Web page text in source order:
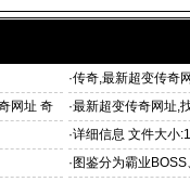
·传奇,最新超变传奇
网址 奇
·最新超变传奇网址,
级变态传:最新超
·详细信息 文件大小
· 图鉴分为霸业